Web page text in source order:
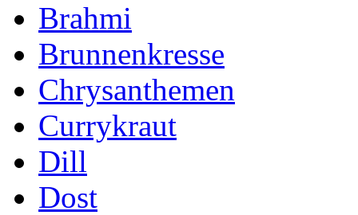
Brahmi
Brunnenkresse
Chrysanthemen
Currykraut
Dill
Dost